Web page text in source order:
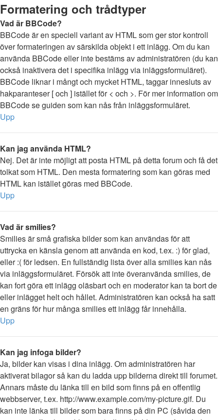
Formatering och trådtyper
Vad är BBCode?
BBCode är en speciell variant av HTML som ger stor kontroll
över formateringen av särskilda objekt i ett inlägg. Om du kan
använda BBCode eller inte bestäms av administratören (du kan
också inaktivera det i specifika inlägg via inläggsformuläret).
BBCode liknar i mångt och mycket HTML, taggar innesluts av
hakparanteser [ och ] istället för < och >. För mer information om
BBCode se guiden som kan nås från inläggsformuläret.
Upp
Kan jag använda HTML?
Nej. Det är inte möjligt att posta HTML på detta forum och få det
tolkat som HTML. Den mesta formatering som kan göras med
HTML kan istället göras med BBCode.
Upp
Vad är smilies?
Smilies är små grafiska bilder som kan användas för att
uttrycka en känsla genom att använda en kod, t.ex. :) för glad,
eller :( för ledsen. En fullständig lista över alla smilies kan nås
via inläggsformuläret. Försök att inte överanvända smilies, de
kan fort göra ett inlägg oläsbart och en moderator kan ta bort de
eller inlägget helt och hållet. Administratören kan också ha satt
en gräns för hur många smilies ett inlägg får innehålla.
Upp
Kan jag infoga bilder?
Ja, bilder kan visas i dina inlägg. Om administratören har
aktiverat bilagor så kan du ladda upp bilderna direkt till forumet.
Annars måste du länka till en bild som finns på en offentlig
webbserver, t.ex. http://www.example.com/my-picture.gif. Du
kan inte länka till bilder som bara finns på din PC (såvida den